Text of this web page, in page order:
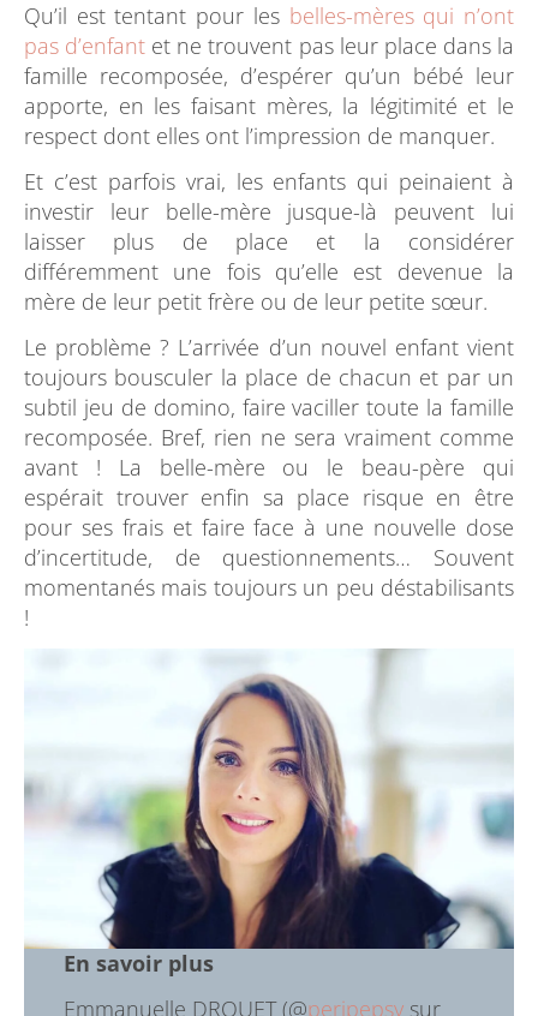
Qu’il est tentant pour les belles-mères qui n’ont
pas d’enfant et ne trouvent pas leur place dans la
famille recomposée, d’espérer qu’un bébé leur
apporte, en les faisant mères, la légitimité et le
respect dont elles ont l’impression de manquer.
Et c’est parfois vrai, les enfants qui peinaient à
investir leur belle-mère jusque-là peuvent lui
laisser plus de place et la considérer
différemment une fois qu’elle est devenue la
mère de leur petit frère ou de leur petite sœur.
Le problème ? L’arrivée d’un nouvel enfant vient
toujours bousculer la place de chacun et par un
subtil jeu de domino, faire vaciller toute la famille
recomposée. Bref, rien ne sera vraiment comme
avant ! La belle-mère ou le beau-père qui
espérait trouver enfin sa place risque en être
pour ses frais et faire face à une nouvelle dose
d’incertitude, de questionnements… Souvent
momentanés mais toujours un peu déstabilisants
!
En savoir plus
Emmanuelle DROUET (@peripepsysur